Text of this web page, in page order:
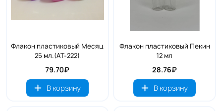
Флакон пластиковый Месяц
25 мл.(АТ-222)
79.70₽
В корзину
Флакон пластиковый Пекин
12 мл
28.76₽
В корзину